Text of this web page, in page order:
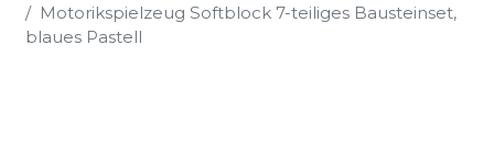
Motorikspielzeug Softblock 7-teiliges Bausteinset,
blaues Pastell